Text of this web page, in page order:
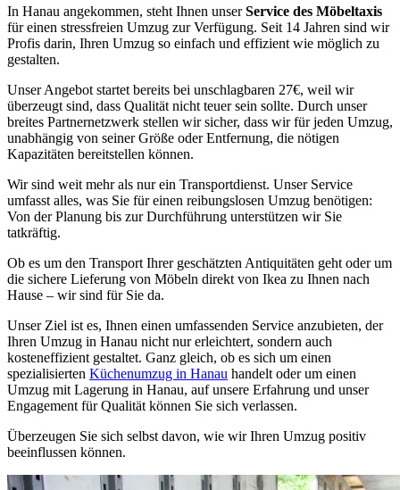
In Hanau angekommen, steht Ihnen unserService des Möbeltaxis
für einen stressfreien Umzug zur Verfügung. Seit 14 Jahren sind wir
Profis darin, Ihren Umzug so einfach und effizient wie möglich zu
gestalten.
Unser Angebot startet bereits bei unschlagbaren 27€, weil wir
überzeugt sind, dass Qualität nicht teuer sein sollte. Durch unser
breites Partnernetzwerk stellen wir sicher, dass wir für jeden Umzug,
unabhängig von seiner Größe oder Entfernung, die nötigen
Kapazitäten bereitstellen können.
Wir sind weit mehr als nur ein Transportdienst. Unser Service
umfasst alles, was Sie für einen reibungslosen Umzug benötigen:
Von der Planung bis zur Durchführung unterstützen wir Sie
tatkräftig.
Ob es um den Transport Ihrer geschätzten Antiquitäten geht oder um
die sichere Lieferung von Möbeln direkt von Ikea zu Ihnen nach
Hause – wir sind für Sie da.
Unser Ziel ist es, Ihnen einen umfassenden Service anzubieten, der
Ihren Umzug in Hanau nicht nur erleichtert, sondern auch
kosteneffizient gestaltet. Ganz gleich, ob es sich um einen
spezialisierten Küchenumzug in Hanau handelt oder um einen
Umzug mit Lagerung in Hanau, auf unsere Erfahrung und unser
Engagement für Qualität können Sie sich verlassen.
Überzeugen Sie sich selbst davon, wie wir Ihren Umzug positiv
beeinflussen können.